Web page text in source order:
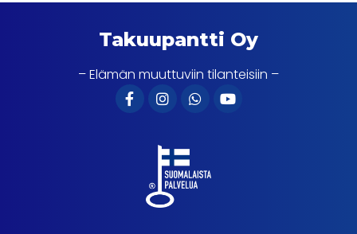
Takuupantti Oy
– Elämän muuttuviin tilanteisiin –